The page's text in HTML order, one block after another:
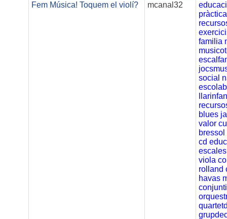
Fem Música! Toquem el violí? mcanal32
pràctica
familia
social
blues
valor
bressol
cd
escales
viola
rolland
havas